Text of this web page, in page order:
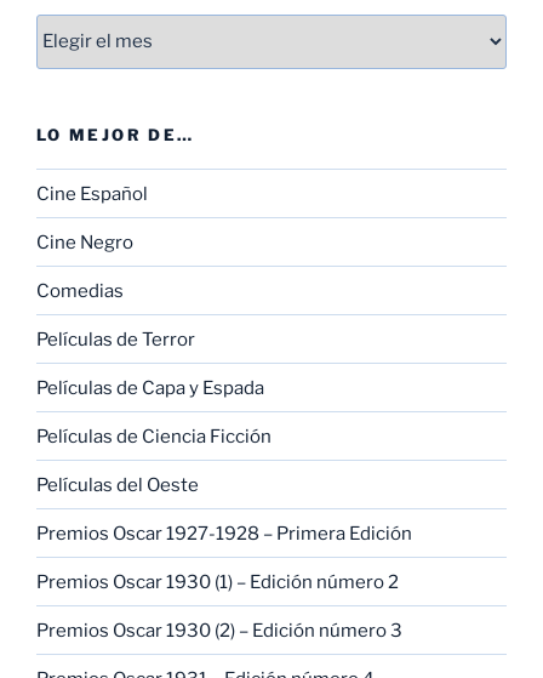
Entradas
LO MEJOR DE…
Cine Español
Cine Negro
Comedias
Películas de Terror
Películas de Capa y Espada
Películas de Ciencia Ficción
Películas del Oeste
Premios Oscar 1927-1928 – Primera Edición
Premios Oscar 1930 (1) – Edición número 2
Premios Oscar 1930 (2) – Edición número 3